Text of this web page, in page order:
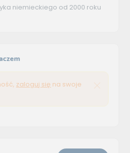
niemieckiego od 2000 roku
zaloguj się na swoje